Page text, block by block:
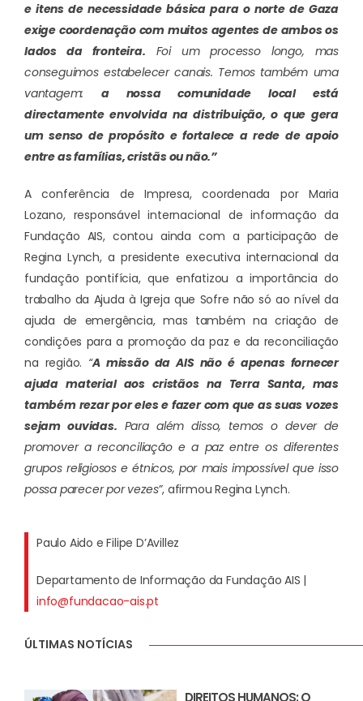
e itens de necessidade básica para o norte de Gaza
exige coordenação com muitos agentes de ambos os
lados da fronteira. Foi um processo longo, mas
conseguimos estabelecer canais. Temos também uma
vantagem: a nossa comunidade local está
directamente envolvida na distribuição, o que gera
um senso de propósito e fortalece a rede de apoio
entre as famílias, cristãs ou não.”
A conferência de Impresa, coordenada por Maria
Lozano, responsável internacional de informação da
Fundação AIS, contou ainda com a participação de
Regina Lynch, a presidente executiva internacional da
fundação pontifícia, que enfatizou a importância do
trabalho da Ajuda à Igreja que Sofre não só ao nível da
ajuda de emergência, mas também na criação de
condições para a promoção da paz e da reconciliação
na região. “A missão da AIS não é apenas fornecer
ajuda material aos cristãos na Terra Santa, mas
também rezar por eles e fazer com que as suas vozes
sejam ouvidas. Para além disso, temos o dever de
promover a reconciliação e a paz entre os diferentes
grupos religiosos e étnicos, por mais impossível que isso
possa parecer por vezes”, afirmou Regina Lynch.
Paulo Aido e Filipe D’Avillez
Departamento de Informação da Fundação AIS |
info@fundacao-ais.pt
ÚLTIMAS NOTÍCIAS
DIREITOS HUMANOS: O